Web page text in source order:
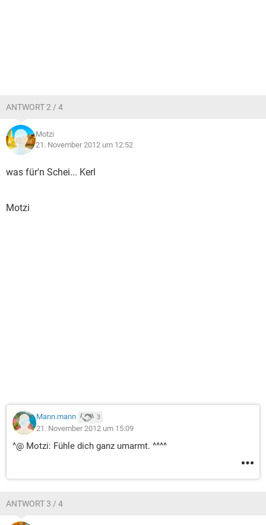
ANTWORT 2 / 4
Motzi
21. November 2012 um 12:52
was für'n Schei... Kerl
Motzi
Mann.mann 3
21. November 2012 um 15:09
^@ Motzi: Fühle dich ganz umarmt. ^^^^
ANTWORT 3 / 4